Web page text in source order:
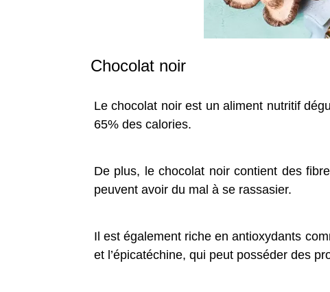
Chocolat noir
Le chocolat noir est un aliment nutritif
65% des calories.
De plus, le chocolat noir contient des
peuvent avoir du mal à se rassasier.
Il est également riche en antioxydants
et l’épicatéchine, qui peut posséder des